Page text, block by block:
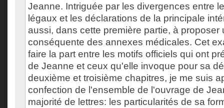
Jeanne. Intriguée par les divergences entre
légaux et les déclarations de la principale
aussi, dans cette première partie, à proposer
conséquente des annexes médicales. Cet
faire la part entre les motifs officiels qui ont
de Jeanne et ceux qu'elle invoque pour sa
deuxième et troisième chapitres, je me suis
confection de l'ensemble de l'ouvrage de
majorité de lettres: les particularités de sa